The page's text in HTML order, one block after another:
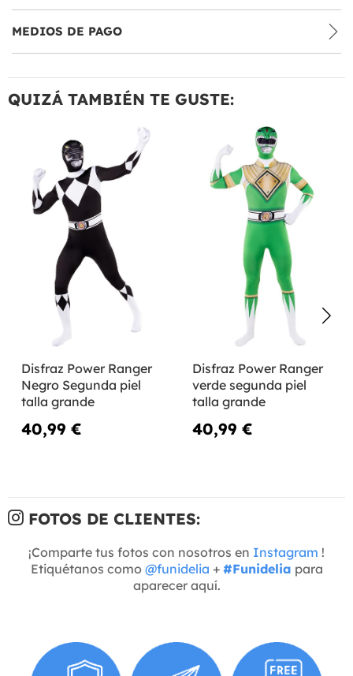
MEDIOS DE PAGO
QUIZÁ TAMBIÉN TE GUSTE:
Disfraz Power Ranger
Negro Segunda piel
talla grande
40,99 €
Disfraz Power Ranger
verde segunda piel
talla grande
40,99 €
FOTOS DE CLIENTES:
¡Comparte tus fotos con nosotros en Instagram !
Etiquétanos como @funidelia + #Funidelia para
aparecer aquí.